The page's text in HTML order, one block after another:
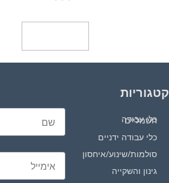
קטגוריות
כלי עבודה חשמליים
כלי עבודה ידניים
סולמות/שינוע/איחסון
גינון והשקייה